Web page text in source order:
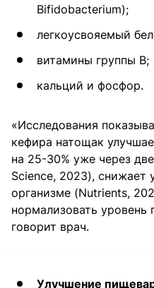
Bifidobacterium);
легкоусвояемый
витамины группы B;
кальций и фосфор.
«Исследования
кефира натощак
на 25-30% уже через
Science, 2023), снижает
организме (Nutrients,
нормализовать
говорит врач.
Улучшение